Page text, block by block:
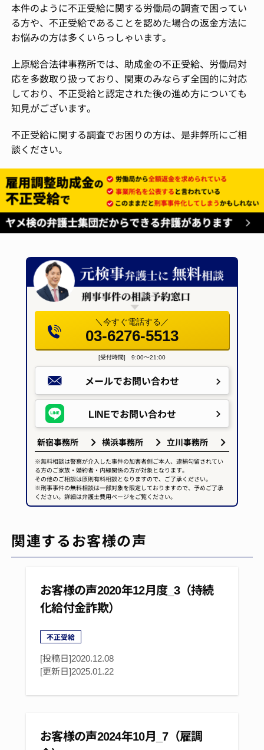
本件のように不正受給に関する労働局の調査で困ってい
る方や、不正受給であることを認めた場合の返金方法に
お悩みの方は多くいらっしゃいます。
上原総合法律事務所では、助成金の不正受給、労働局対
応を多数取り扱っており、関東のみならず全国的に対応
しており、不正受給と認定された後の進め方についても
知見がございます。
不正受給に関する調査でお困りの方は、是非弊所にご相
談ください。
＼今すぐ電話する／
03-6276-5513
[受付時間] 9:00～21:00
メールでお問い合わせ
LINEでお問い合わせ
新宿事務所 横浜事務所 立川事務所
※無料相談は警察が介入した事件の加害者側ご本人、逮捕勾留されてい
る方のご家族・婚約者・内縁関係の方が対象となります。
その他のご相談は原則有料相談となりますので、ご了承ください。
※刑事事件の無料相談は一部対象を限定しておりますので、予めご了承
ください。詳細は弁護士費用ページをご覧ください。
関連するお客様の声
お客様の声2020年12月度_3（持続
化給付金詐欺）
不正受給
[投稿日]2020.12.08
[更新日]2025.01.22
お客様の声2024年10月_7（雇調